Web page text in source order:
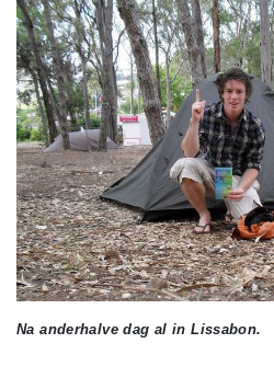
Na anderhalve dag al in Lissabon.